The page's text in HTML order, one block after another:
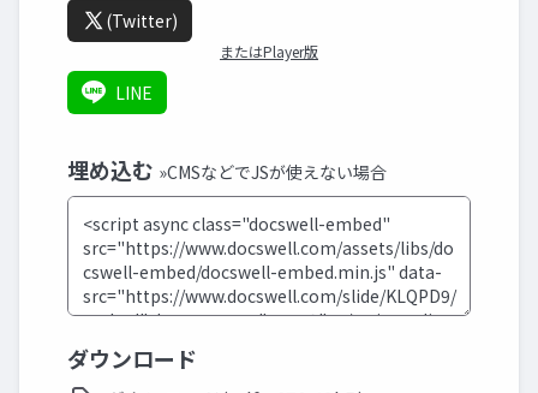
(Twitter)
またはPlayer版
LINE
埋め込む »CMSなどでJSが使えない場合
ダウンロード